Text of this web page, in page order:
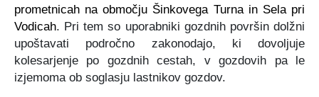
prometnicah na območju Šinkovega Turna in Sela pri
Vodicah. Pri tem so uporabniki gozdnih površin dolžni
upoštavati področno zakonodajo, ki dovoljuje
kolesarjenje po gozdnih cestah, v gozdovih pa le
izjemoma ob soglasju lastnikov gozdov.
Galerija slik